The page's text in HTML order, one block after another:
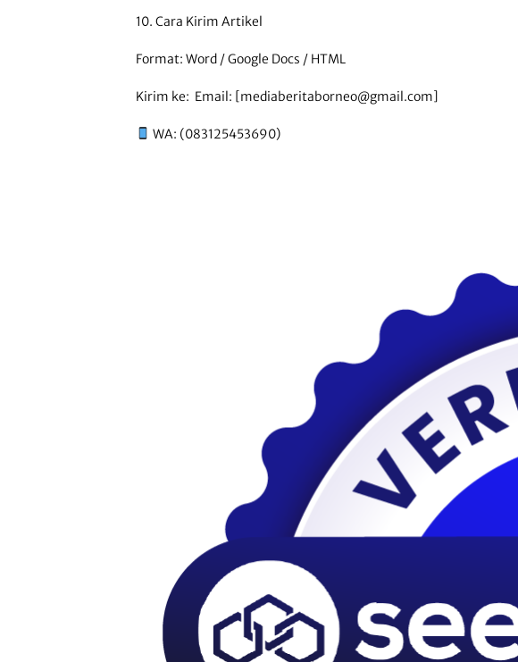
10. Cara Kirim Artikel
Format: Word / Google Docs / HTML
Kirim ke: Email: [mediaberitaborneo@gmail.com]
WA: (083125453690)